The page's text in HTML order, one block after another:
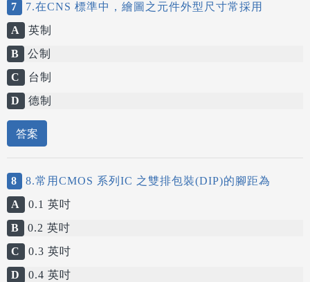
7
7.在CNS 標準中，繪圖之元件外型尺寸常採用
A
英制
B
公制
C
台制
D
德制
答案
8
8.常用CMOS 系列IC 之雙排包裝(DIP)的腳距為
A
0.1 英吋
B
0.2 英吋
C
0.3 英吋
D
0.4 英吋